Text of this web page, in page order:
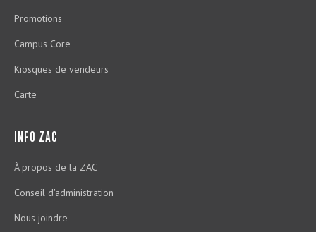
Promotions
Campus Core
Kiosques de vendeurs
Carte
INFO ZAC
À propos de la ZAC
Conseil d'administration
Nous joindre